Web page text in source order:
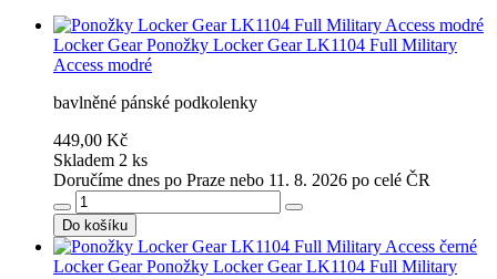
Locker Gear Ponožky Locker Gear LK1104 Full Military
Access modré
bavlněné pánské podkolenky
449,00 Kč
Skladem 2 ks
Doručíme dnes po Praze nebo 11. 8. 2026 po celé ČR
Do košíku
Locker Gear Ponožky Locker Gear LK1104 Full Military